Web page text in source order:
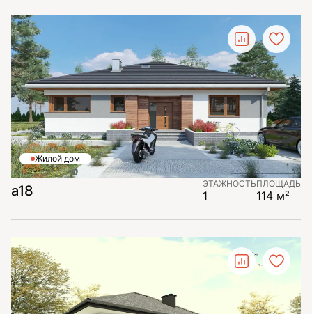
Жилой дом
a18 ЭТАЖНОСТЬ
1
ПЛОЩАДЬ
114 м²